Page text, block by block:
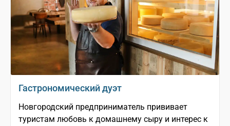
Гастрономический дуэт
Новгородский предприниматель прививает
туристам любовь к домашнему сыру и интерес к